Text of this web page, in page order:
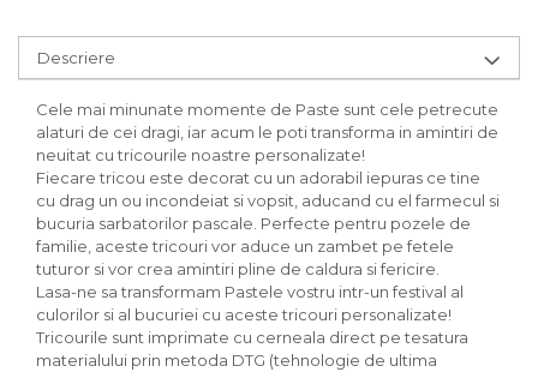
Descriere
Cele mai minunate momente de Paste sunt cele petrecute
alaturi de cei dragi, iar acum le poti transforma in amintiri de
neuitat cu tricourile noastre personalizate!
Fiecare tricou este decorat cu un adorabil iepuras ce tine
cu drag un ou incondeiat si vopsit, aducand cu el farmecul si
bucuria sarbatorilor pascale. Perfecte pentru pozele de
familie, aceste tricouri vor aduce un zambet pe fetele
tuturor si vor crea amintiri pline de caldura si fericire.
Lasa-ne sa transformam Pastele vostru intr-un festival al
culorilor si al bucuriei cu aceste tricouri personalizate!
Tricourile sunt imprimate cu cerneala direct pe tesatura
materialului prin metoda DTG (tehnologie de ultima